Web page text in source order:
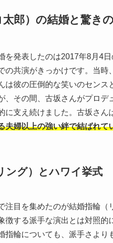
郎）の結婚と驚き
を発表したのは2017年8月4
の共演がきっかけです。当
は彼の圧倒的な笑いのセン
、その間、古坂さんがプロ
に支え続けました。古坂さ
夫婦以上の強い絆で結ばれて
ング）とハワイ挙式
注目を集めたのが結婚指輪
徴する派手な演出とは対照
指輪についても、派手さよ